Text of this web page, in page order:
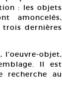
: les objets
amoncelés,
trois dernières
objet,
Il est
recherche au